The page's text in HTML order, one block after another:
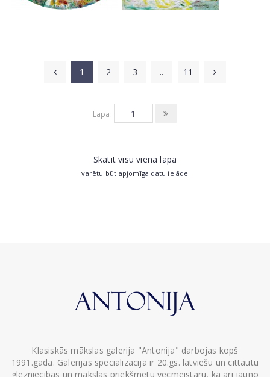
1 2 3 .. 11
Lapa:
Skatīt visu vienā lapā
varētu būt apjomīga datu ielāde
Klasiskās mākslas galerija "Antonija" darbojas kopš
1991.gada. Galerijas specializācija ir 20.gs. latviešu un cittautu
glezniecības un mākslas priekšmetu vecmeistaru, kā arī jauno